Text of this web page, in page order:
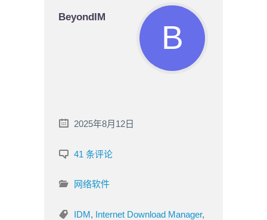
BeyondIM
2025年8月12日
41 条评论
网络软件
IDM, Internet Download Manager,